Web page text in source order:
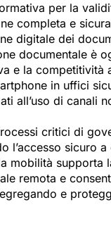
per la
completa e
digitale dei
documentale è
e la competitività
in uffici
all’uso di canali
critici di
l’accesso sicuro
mobilità supporta
remota e
e